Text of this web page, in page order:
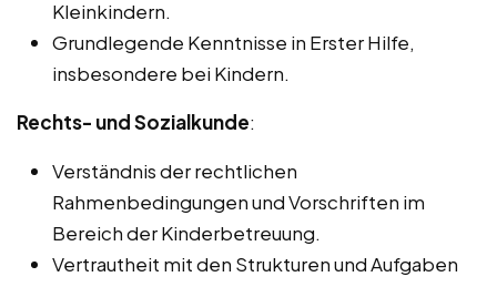
Kleinkindern.
Grundlegende Kenntnisse in Erster Hilfe,
insbesondere bei Kindern.
Rechts- und Sozialkunde:
Verständnis der rechtlichen
Rahmenbedingungen und Vorschriften im
Bereich der Kinderbetreuung.
Vertrautheit mit den Strukturen und Aufgaben